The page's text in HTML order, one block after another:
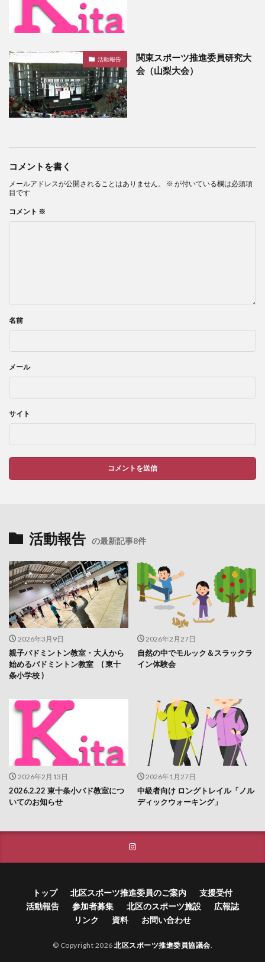
活動報告
関東スポーツ推進委員研究大
会（山梨大会）
コメントを書く
メールアドレスが公開されることはありません。 ※ が付いている欄は必須項
目です
コメント ※
名前
メール
サイト
活動報告 の最新記事8件
2026年3月9日
親子バドミントン教室・大人から
始めるバドミントン教室 ( 東十
条小学校 )
2026年2月27日
自然の中でモルック＆スラックラ
イン体験会
2026年2月13日
2026.2.22 東十条小バド教室につ
いてのお知らせ
2026年1月27日
中級者向け ロングトレイル「ノル
ディックウォーキング」
トップ 北区スポーツ推進委員のご案内
支援受付
活動報告
参加者募集 北区のスポーツ施設
広報誌
リンク
資料 お問い合わせ
© Copyright 2026北区スポーツ推進委員協議会.